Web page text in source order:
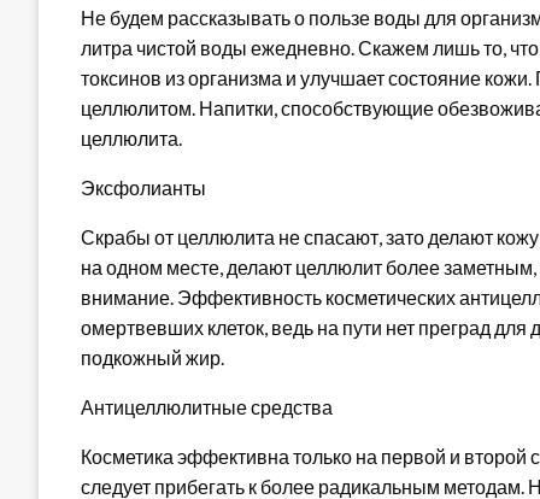
Не будем рассказывать о пользе воды для
литра чистой воды ежедневно. Скажем лишь то,
токсинов из организма и улучшает состояние
целлюлитом. Напитки, способствующие
целлюлита.
Эксфолианты
Скрабы от целлюлита не спасают, зато делают
на одном месте, делают целлюлит более заметным,
внимание. Эффективность косметических
омертвевших клеток, ведь на пути нет преград
подкожный жир.
Антицеллюлитные средства
Косметика эффективна только на первой и
следует прибегать к более радикальным